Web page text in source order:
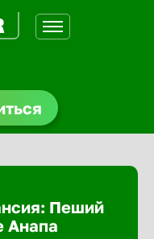
Абакан
Пеший
Анапа